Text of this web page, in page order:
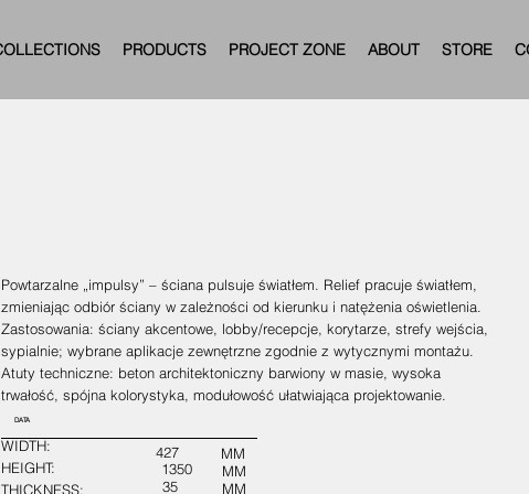
PRODUCTS PROJECT ZONE ABOUT STORE
Powtarzalne „impulsy” – ściana pulsuje światłem. Relief pracuje światłem,
zmieniając odbiór ściany w zależności od kierunku i natężenia oświetlenia.
Zastosowania: ściany akcentowe, lobby/recepcje, korytarze, strefy wejścia,
sypialnie; wybrane aplikacje zewnętrzne zgodnie z wytycznymi montażu.
Atuty techniczne: beton architektoniczny barwiony w masie, wysoka
trwałość, spójna kolorystyka, modułowość ułatwiająca projektowanie.
DATA
WIDTH:
HEIGHT:
THICKNESS:
1350
427
35
MM
MM
MM